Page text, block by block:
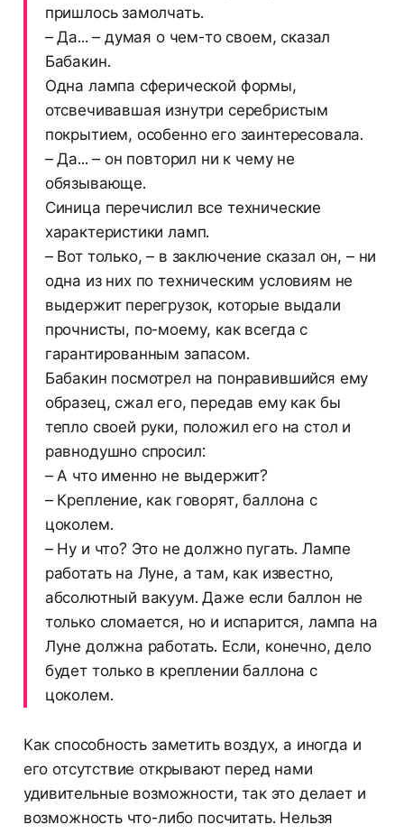
пришлось замолчать.
– Да... – думая о чем-то своем, сказал
Бабакин.
Одна лампа сферической формы,
отсвечивавшая изнутри серебристым
покрытием, особенно его заинтересовала.
– Да... – он повторил ни к чему не
обязывающе.
Синица перечислил все технические
характеристики ламп.
– Вот только, – в заключение сказал он, – ни
одна из них по техническим условиям не
выдержит перегрузок, которые выдали
прочнисты, по-моему, как всегда с
гарантированным запасом.
Бабакин посмотрел на понравившийся ему
образец, сжал его, передав ему как бы
тепло своей руки, положил его на стол и
равнодушно спросил:
– А что именно не выдержит?
– Крепление, как говорят, баллона с
цоколем.
– Ну и что? Это не должно пугать. Лампе
работать на Луне, а там, как известно,
абсолютный вакуум. Даже если баллон не
только сломается, но и испарится, лампа на
Луне должна работать. Если, конечно, дело
будет только в креплении баллона с
цоколем.
Как способность заметить воздух, а иногда и
его отсутствие открывают перед нами
удивительные возможности, так это делает и
возможность что-либо посчитать. Нельзя